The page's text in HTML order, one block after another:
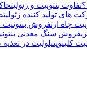
تفاوت بنتونیت و زئولیت
های تولید کننده زئولیت
چاه ارتفروش بنتونیت
فروش سنگ معدنی
کلینوپتیلولیت در تغذیه